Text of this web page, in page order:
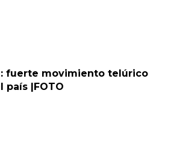
fuerte movimiento telúrico
país |FOTO